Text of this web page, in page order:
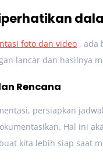
foto dan video , ada
lancar dan hasilnya
Rencana
persiapkan
Hal ini
kita lebih siap saat